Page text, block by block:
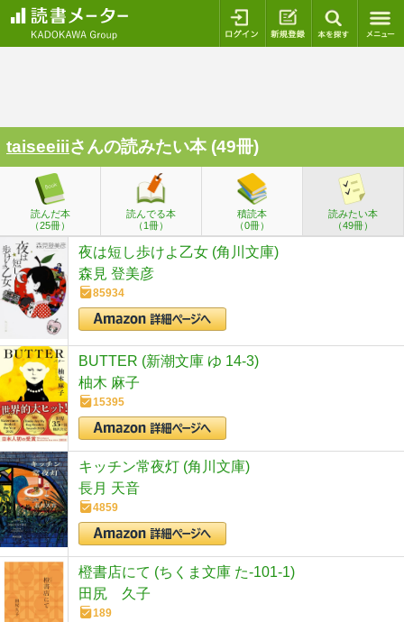
ログイン 新規登録
taiseeiiiさんの読みたい本 (49冊)
読んだ本
（25冊）
読んでる本
（1冊）
積読本
（0冊）
読みたい本
（49冊）
夜は短し歩けよ乙女 (角川文庫)
森見 登美彦
85934
BUTTER (新潮文庫 ゆ 14-3)
柚木 麻子
15395
キッチン常夜灯 (角川文庫)
長月 天音
4859
橙書店にて (ちくま文庫 た-101-1)
田尻 久子
189